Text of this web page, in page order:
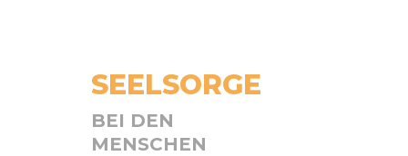
SEELSORGE
BEI DEN
MENSCHEN